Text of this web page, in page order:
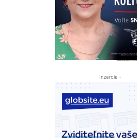
- Inzercia -